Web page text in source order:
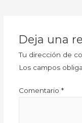
Deja una
Tu dirección de
Los campos
Comentario *